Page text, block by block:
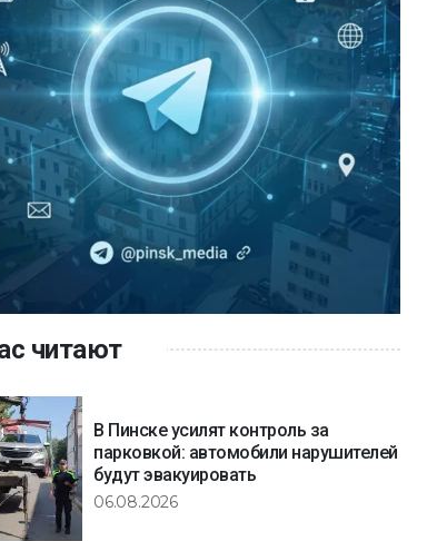
читают
В Пинске усилят контроль за
парковкой: автомобили нарушителей
будут эвакуировать
06.08.2026